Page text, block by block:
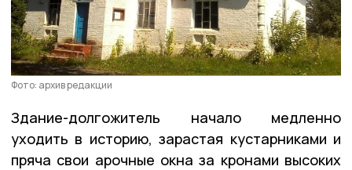
Фото: архив редакции
Здание-долгожитель начало медленно
уходить в историю, зарастая кустарниками и
пряча свои арочные окна за кронами высоких